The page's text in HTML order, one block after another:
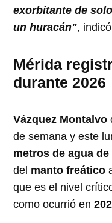
exorbitante de
un huracán",
Mérida
durante 2026
Vázquez Montalvo
de semana y este
metros de agua
del manto freático
que es el nivel
como ocurrió en